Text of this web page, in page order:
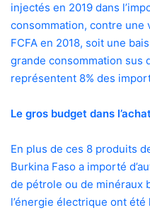
injectés en 2019 dans
consommation, contre une
FCFA en 2018, soit une
grande consommation sus
représentent 8% des
Le gros budget dans
En plus de ces 8 produits
Burkina Faso a importé
de pétrole ou de minéraux
l’énergie électrique ont